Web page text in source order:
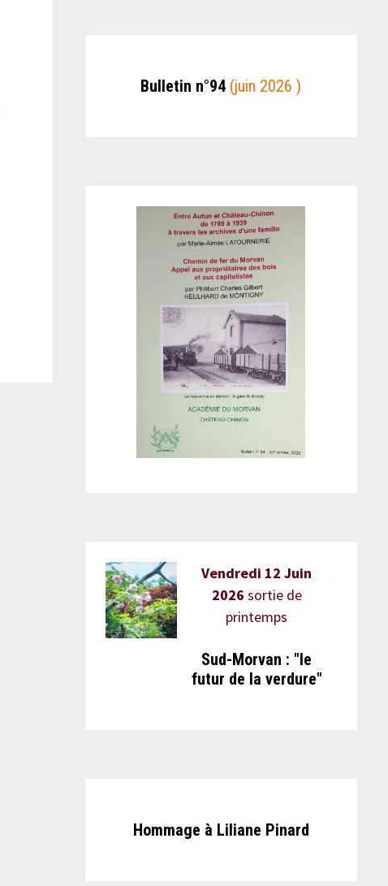
Bulletin n°94 (juin 2026 )
Vendredi 12 Juin
2026 sortie de
printemps
Sud-Morvan : "le
futur de la verdure"
Hommage à Liliane Pinard